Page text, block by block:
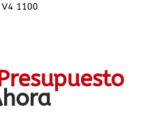
V4 1100